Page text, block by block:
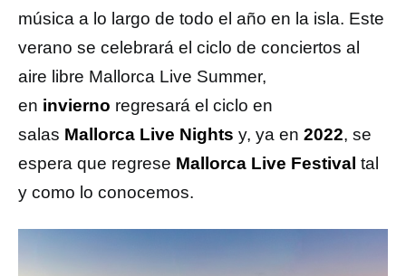
música a lo largo de todo el año en la isla. Este
verano se celebrará el ciclo de conciertos al
aire libre Mallorca Live Summer,
en invierno regresará el ciclo en
salas Mallorca Live Nights y, ya en 2022, se
espera que regrese Mallorca Live Festival tal
y como lo conocemos.